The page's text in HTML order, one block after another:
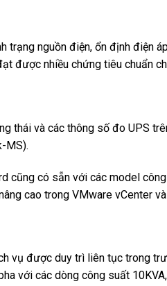
trạng nguồn điện, ổn định điện
được nhiều chứng tiêu chuẩn
thái và các thông số đo UPS
MS).
cũng có sẵn với các model
cao trong VMware vCenter
vụ được duy trì liên tục trong
với các dòng công suất